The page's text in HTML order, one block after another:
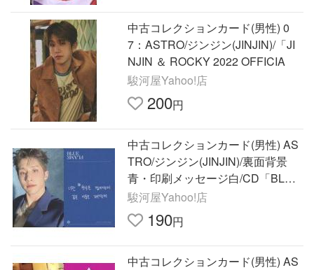
中古コレクションカード(男性) 0
7：ASTRO/ジンジン(JINJIN)/「JI
NJIN ＆ ROCKY 2022 OFFICIA
駿河屋Yahoo!店
200円
中古コレクションカード(男性) AS
TRO/ジンジン(JINJIN)/裏面背景
青・印刷メッセージ白/CD「BLUE
FLAME」(THE STORY Ver.)特
駿河屋Yahoo!店
190円
中古コレクションカード(男性) AS